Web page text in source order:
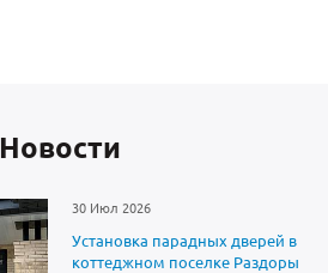
Новоcти
30 Июл 2026
Установка парадных дверей в
коттеджном поселке Раздоры